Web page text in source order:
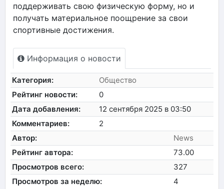
поддерживать свою физическую форму, но и
получать материальное поощрение за свои
спортивные достижения.
Информация о новости
Категория:
Общество
Рейтинг новости:
0
Дата добавления:
12 сентября 2025 в 03:50
Комментариев:
2
Автор:
News
Рейтинг автора:
73.00
Просмотров всего:
327
Просмотров за неделю:
4